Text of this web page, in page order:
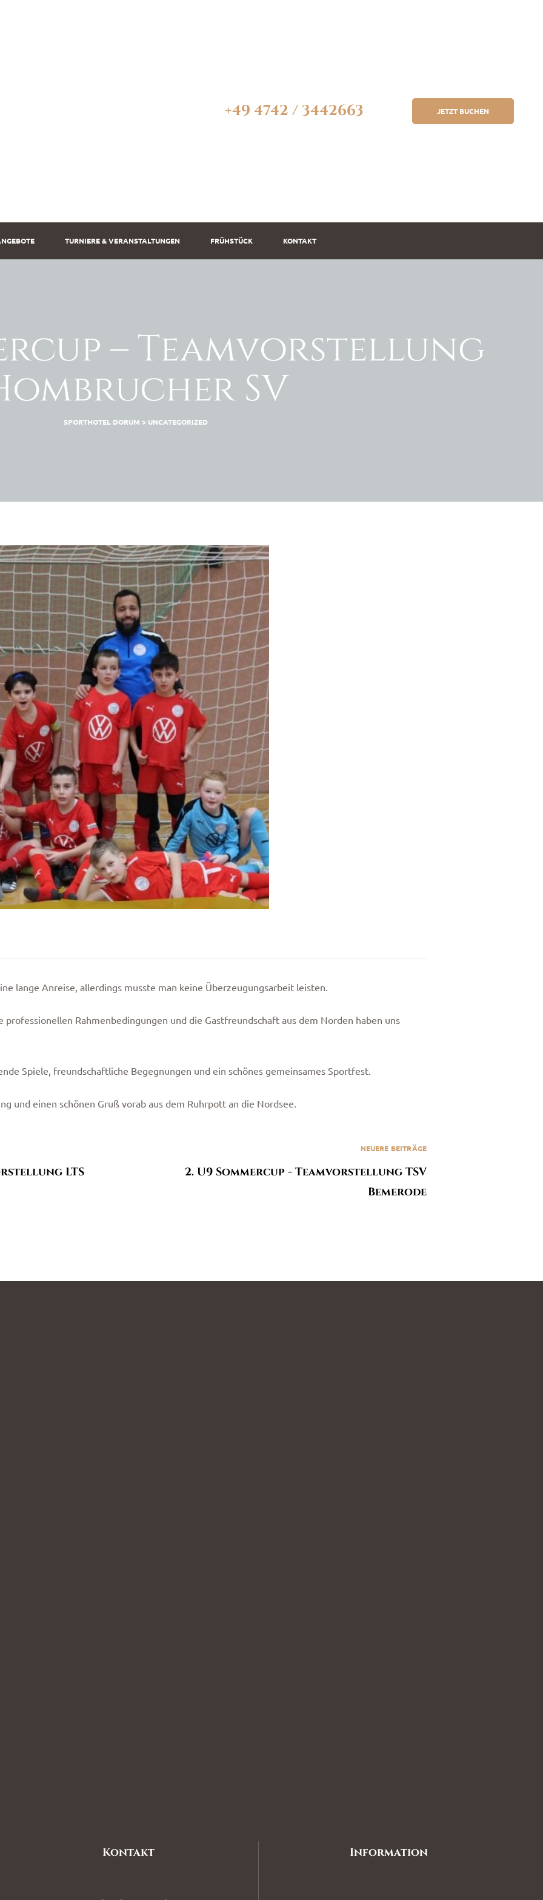
+49 4742 / 3442663 JETZT BUCHEN
TURNIERE & VERANSTALTUNGEN FRÜHSTÜCK KONTAKT
– Teamvorstellung
SV
SPORTHOTEL DORUM > UNCATEGORIZED
lange Anreise, allerdings musste man keine Überzeugungsarbeit leisten.
professionellen Rahmenbedingungen und die Gastfreundschaft aus dem Norden haben uns
Spiele, freundschaftliche Begegnungen und ein schönes gemeinsames Sportfest.
und einen schönen Gruß vorab aus dem Ruhrpott an die Nordsee.
LTS
NEUERE BEITRÄGE
2. U9 Sommercup - Teamvorstellung TSV
Bemerode
Kontakt Information